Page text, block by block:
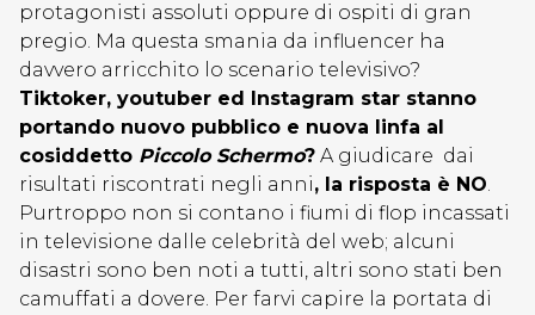
protagonisti assoluti oppure di ospiti di gran
pregio. Ma questa smania da influencer ha
davvero arricchito lo scenario televisivo?
Tiktoker, youtuber ed Instagram star stanno
portando nuovo pubblico e nuova linfa al
cosiddetto Piccolo Schermo? A giudicare dai
risultati riscontrati negli anni, la risposta è NO.
Purtroppo non si contano i fiumi di flop incassati
in televisione dalle celebrità del web; alcuni
disastri sono ben noti a tutti, altri sono stati ben
camuffati a dovere. Per farvi capire la portata di